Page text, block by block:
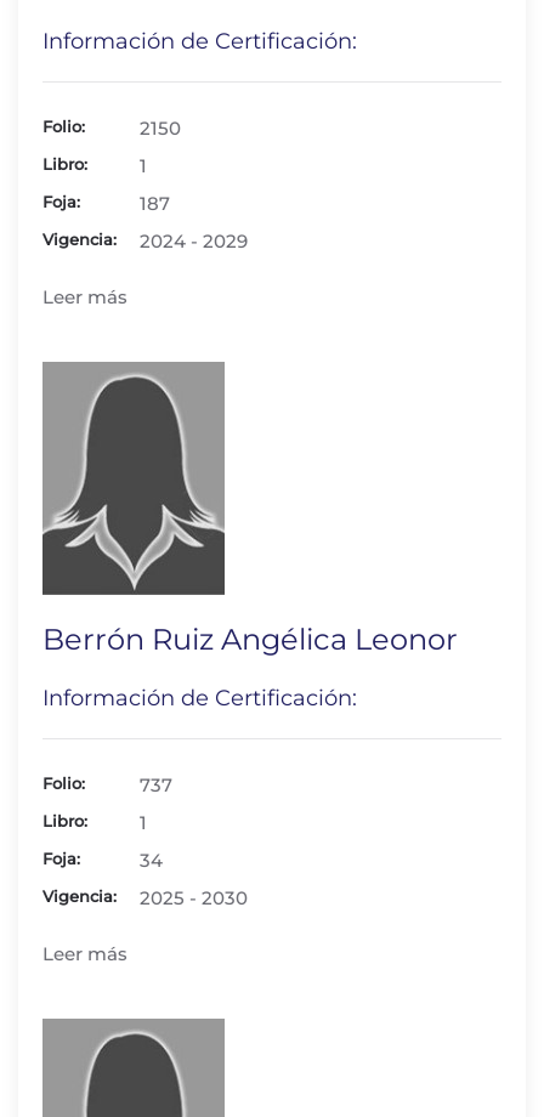
Información de Certificación:
Folio: 2150
Libro: 1
Foja: 187
Vigencia: 2024 - 2029
Leer más
Berrón Ruiz Angélica Leonor
Información de Certificación:
Folio: 737
Libro: 1
Foja: 34
Vigencia: 2025 - 2030
Leer más